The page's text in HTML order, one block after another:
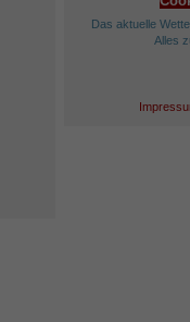
Das aktuelle
Alles